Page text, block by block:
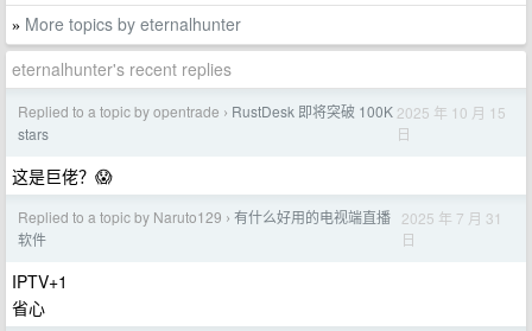
» More topics by eternalhunter
eternalhunter's recent replies
Replied to a topic by opentrade › RustDesk 即将突破 100K
stars
2025 年 10 月 15
日
这是巨佬？😱
Replied to a topic by Naruto129 › 有什么好用的电视端直播
软件
2025 年 7 月 31
日
IPTV+1
省心